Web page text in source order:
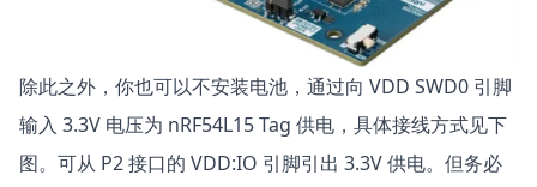
除此之外，你也可以不安装电池，通过向 VDD SWD0 引脚
输入 3.3V 电压为 nRF54L15 Tag 供电，具体接线方式见下
图。可从 P2 接口的 VDD:IO 引脚引出 3.3V 供电。但务必